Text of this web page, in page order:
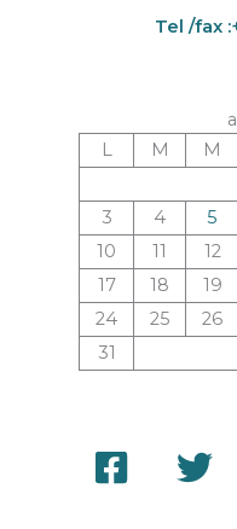
Tel /fax
L
M M
3
4 5
10
11 12
17
18 19
24
25 26
31